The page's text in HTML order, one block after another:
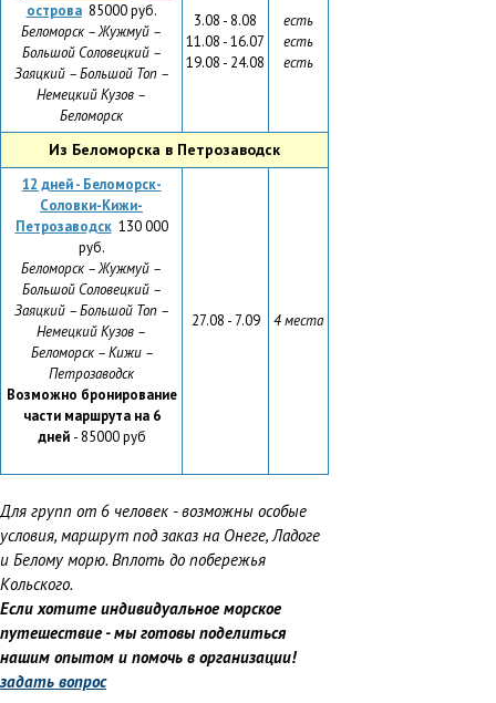
острова 85000 руб.
Беломорск – Жужмуй –
Большой Соловецкий –
Заяцкий – Большой Топ –
Немецкий Кузов –
Беломорск
3.08 - 8.08
11.08 - 16.07
19.08 - 24.08
есть
есть
есть
Из Беломорска в Петрозаводск
12 дней - Беломорск-
Соловки-Кижи-
Петрозаводск 130 000
руб.
Беломорск – Жужмуй –
Большой Соловецкий –
Заяцкий – Большой Топ –
Немецкий Кузов –
Беломорск –Кижи –
Петрозаводск
Возможно бронирование
части маршрута на 6
дней - 85000 руб
27.08 - 7.09 4 места
Для групп от 6 человек - возможны особые
условия, маршрут под заказ на Онеге, Ладоге
и Белому морю. Вплоть до побережья
Кольского.
Если хотите индивидуальное морское
путешествие - мы готовы поделиться
нашим опытом и помочь в организации!
задать вопрос